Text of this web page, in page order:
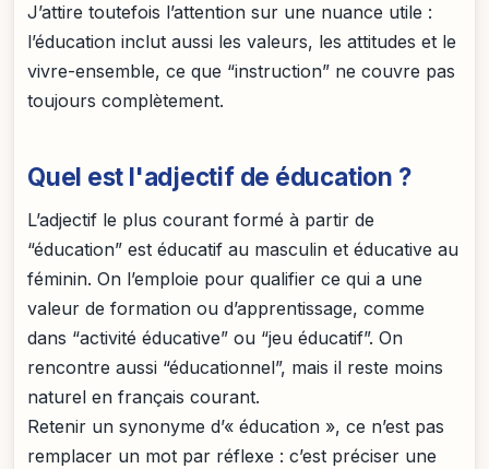
J’attire toutefois l’attention sur une nuance utile :
l’éducation inclut aussi les valeurs, les attitudes et le
vivre-ensemble, ce que “instruction” ne couvre pas
toujours complètement.
Quel est l'adjectif de éducation ?
L’adjectif le plus courant formé à partir de
“éducation” est éducatif au masculin et éducative au
féminin. On l’emploie pour qualifier ce qui a une
valeur de formation ou d’apprentissage, comme
dans “activité éducative” ou “jeu éducatif”. On
rencontre aussi “éducationnel”, mais il reste moins
naturel en français courant.
Retenir un synonyme d’« éducation », ce n’est pas
remplacer un mot par réflexe : c’est préciser une